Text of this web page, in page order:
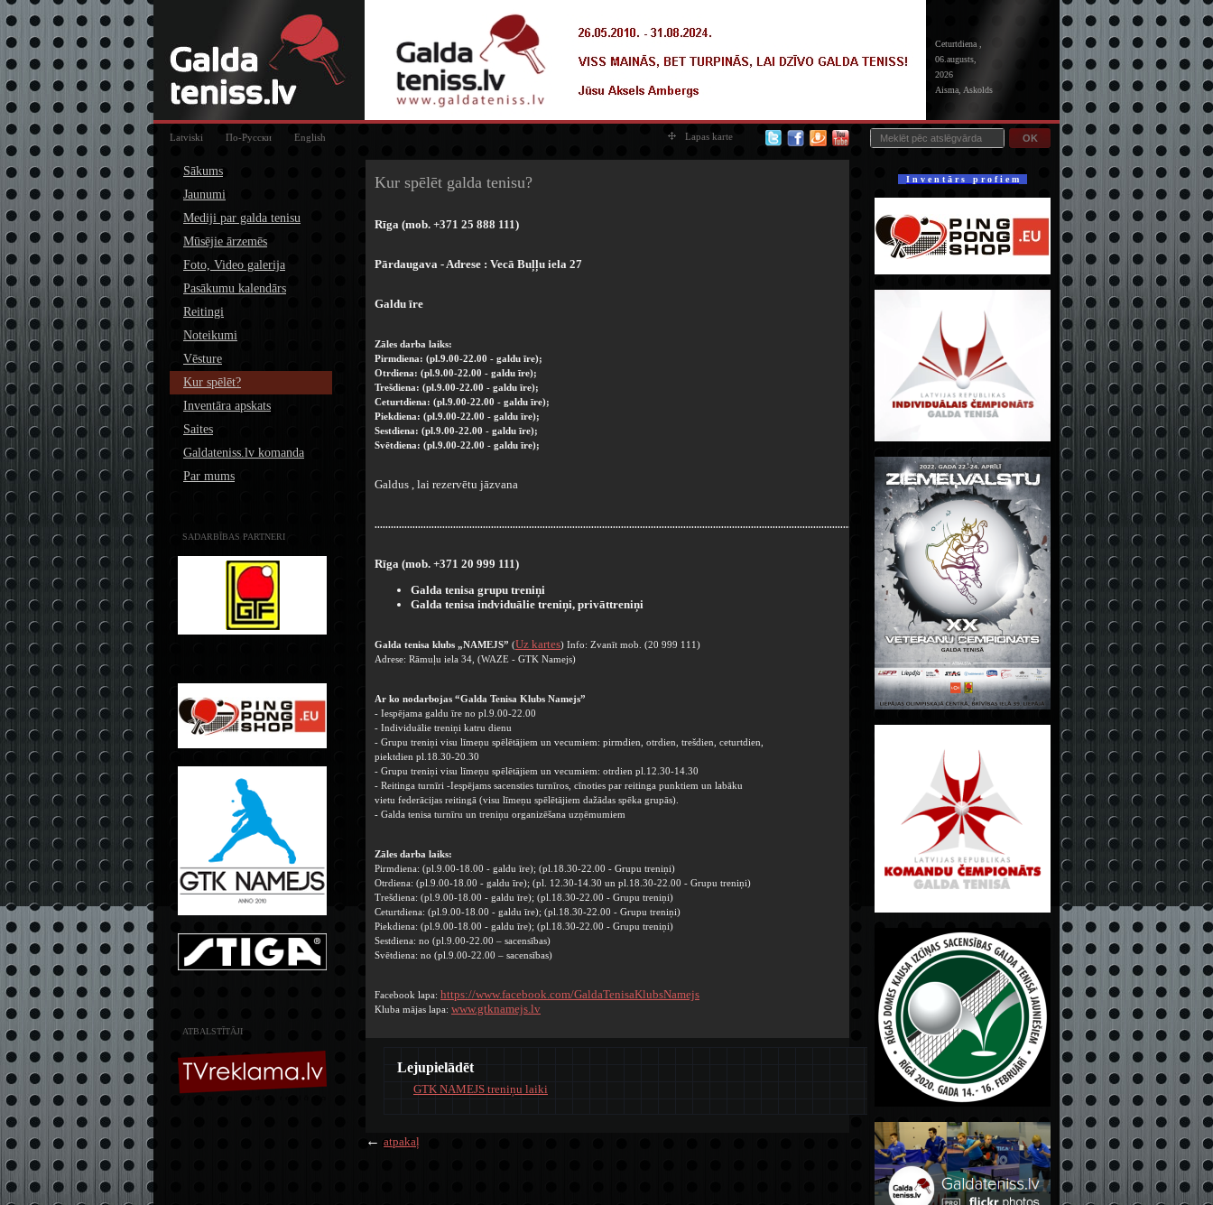
Ceturtdiena ,
06.augusts,
2026
Aisma, Askolds
OK
Latviski По-Русски English Lapas karte
Sākums
Jaunumi
Mediji par galda tenisu
Mūsējie ārzemēs
Foto, Video galerija
Pasākumu kalendārs
Reitingi
Noteikumi
Vēsture
Kur spēlēt?
Inventāra apskats
Saites
Galdateniss.lv komanda
Par mums
SADARBĪBAS PARTNERI
ATBALSTĪTĀJI
Kur spēlēt galda tenisu?
Rīga (mob. +371 25 888 111)
Pārdaugava - Adrese : Vecā Buļļu iela 27
Galdu īre
Zāles darba laiks:
Pirmdiena: (pl.9.00-22.00 - galdu īre);
Otrdiena: (pl.9.00-22.00 - galdu īre);
Trešdiena: (pl.9.00-22.00 - galdu īre);
Ceturtdiena: (pl.9.00-22.00 - galdu īre);
Piekdiena: (pl.9.00-22.00 - galdu īre);
Sestdiena: (pl.9.00-22.00 - galdu īre);
Svētdiena: (pl.9.00-22.00 - galdu īre);
Galdus , lai rezervētu jāzvana
.............................................................................................................................................................................................
Rīga (mob. +371 20 999 111)
Galda tenisa grupu treniņi
Galda tenisa indviduālie treniņi, privāttreniņi
Galda tenisa klubs „NAMEJS” (Uz kartes) Info: Zvanīt mob. (20 999 111)
Adrese: Rāmuļu iela 34, (WAZE - GTK Namejs)
Ar ko nodarbojas “Galda Tenisa Klubs Namejs”
- Iespējama galdu īre no pl.9.00-22.00
- Individuālie treniņi katru dienu
- Grupu treniņi visu līmeņu spēlētājiem un vecumiem: pirmdien, otrdien, trešdien, ceturtdien,
piektdien pl.18.30-20.30
- Grupu treniņi visu līmeņu spēlētājiem un vecumiem: otrdien pl.12.30-14.30
- Reitinga turnīri -Iespējams sacensties turnīros, cīnoties par reitinga punktiem un labāku
vietu federācijas reitingā (visu līmeņu spēlētājiem dažādas spēka grupās).
- Galda tenisa turnīru un treniņu organizēšana uzņēmumiem
Zāles darba laiks:
Pirmdiena: (pl.9.00-18.00 - galdu īre); (pl.18.30-22.00 - Grupu treniņi)
Otrdiena: (pl.9.00-18.00 - galdu īre); (pl. 12.30-14.30 un pl.18.30-22.00 - Grupu treniņi)
Trešdiena: (pl.9.00-18.00 - galdu īre); (pl.18.30-22.00 - Grupu treniņi)
Ceturtdiena: (pl.9.00-18.00 - galdu īre); (pl.18.30-22.00 - Grupu treniņi)
Piekdiena: (pl.9.00-18.00 - galdu īre); (pl.18.30-22.00 - Grupu treniņi)
Sestdiena: no (pl.9.00-22.00 – sacensības)
Svētdiena: no (pl.9.00-22.00 – sacensības)
Facebook lapa: https://www.facebook.com/GaldaTenisaKlubsNamejs
Kluba mājas lapa: www.gtknamejs.lv
Lejupielādēt
GTK NAMEJS treniņu laiki
← atpakaļ
I n v e n t ā r s p r o f i e m